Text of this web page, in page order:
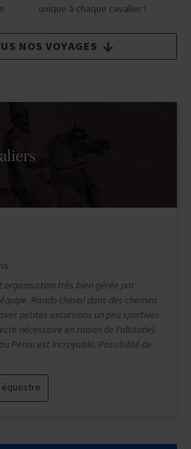
unique à chaque cavalier !
NOS VOYAGES
avec Carole qui nous montre
culture de son pays. J’ai eu la chance
et Happy, en selle western. Les
selon l’horaire de la journée (p.ex.
ou galop sur la plage)
équestre